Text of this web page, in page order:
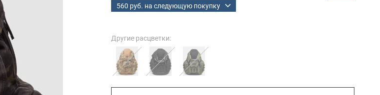
560 руб. на следующую покупку
Другие расцветки: